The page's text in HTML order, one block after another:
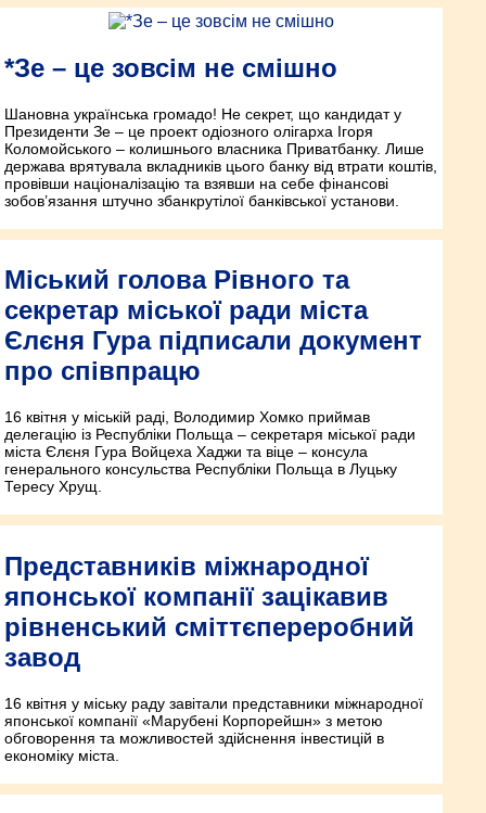
*Зе – це зовсім не смішно
Шановна українська громадо! Не секрет, що кандидат у
Президенти Зе – це проект одіозного олігарха Ігоря
Коломойського – колишнього власника Приватбанку. Лише
держава врятувала вкладників цього банку від втрати коштів,
провівши націоналізацію та взявши на себе фінансові
зобов’язання штучно збанкрутілої банківської установи.
Міський голова Рівного та
секретар міської ради міста
Єлєня Гура підписали документ
про співпрацю
16 квітня у міській раді, Володимир Хомко приймав
делегацію із Республіки Польща – секретаря міської ради
міста Єлєня Гура Войцеха Хад­жи та віце – консула
генерального консульства Республіки Польща в Луцьку
Тересу Хрущ.
Представників міжнародної
японської компанії зацікавив
рівненський сміттєпереробний
завод
16 квітня у міську раду завітали представники міжнародної
японської компанії «Марубені Корпорейшн» з метою
обговорення та можливостей здійснення інвестицій в
економіку міста.